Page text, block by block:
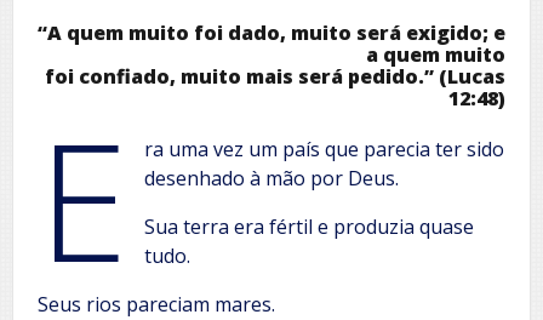
“A quem muito foi dado, muito será exigido; e
a quem muito
foi confiado, muito mais será pedido.” (Lucas
12:48)
E
ra uma vez um país que parecia ter sido
desenhado à mão por Deus.
Sua terra era fértil e produzia quase
tudo.
Seus rios pareciam mares.